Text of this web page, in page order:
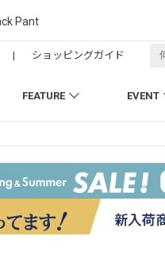
Pant
FEATURE EVENT
| ショッピングガイド